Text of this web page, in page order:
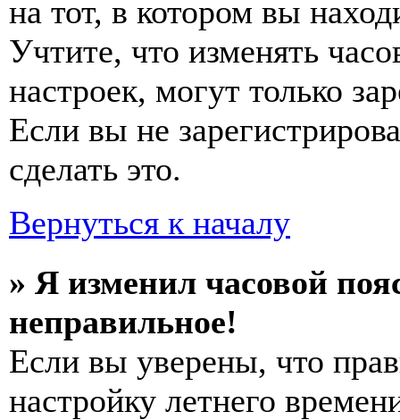
на тот, в котором вы
Учтите, что изменять
настроек, могут только
Если вы не
сделать это.
Вернуться к началу
» Я изменил часовой
неправильное!
Если вы уверены, что
настройку летнего